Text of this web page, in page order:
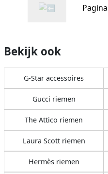
Bekijk ook
G-Star accessoires
Gucci riemen
The Attico riemen
Laura Scott riemen
Hermès riemen